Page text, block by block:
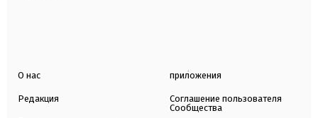
О нас
Редакция
приложения
Соглашение пользователя
Сообщества